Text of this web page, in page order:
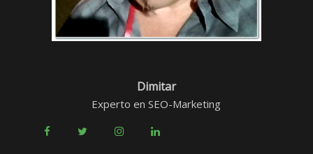
Dimitar
Experto en SEO-Marketing